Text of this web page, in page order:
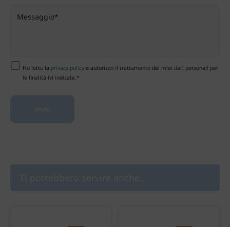
Ho letto la privacy policye autorizzo il trattamento dei miei dati personali per
le finalità ivi indicate.*